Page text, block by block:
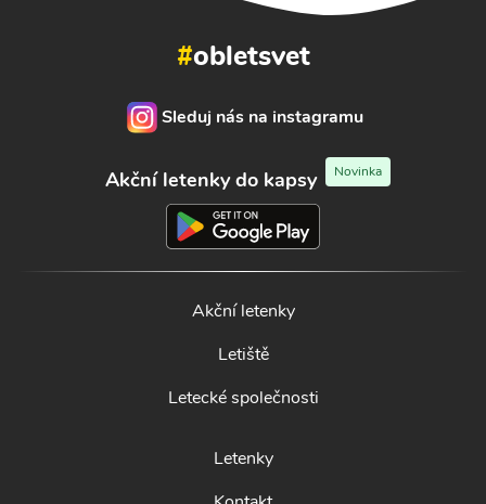
#obletsvet
Sleduj nás na instagramu
Akční letenky do kapsy Novinka
Akční letenky
Letiště
Letecké společnosti
Letenky